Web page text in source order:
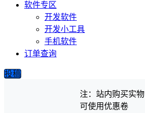
软件专区
开发软件
开发小工具
手机软件
订单查询
投稿
注：站内购买实物
可使用优惠卷